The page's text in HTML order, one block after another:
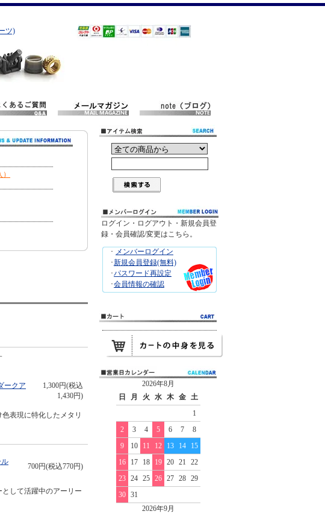
ツ)
ークア
1,300円(税込
1,430円)
表現に特化したメタリ
ル
700円(税込770円)
して活躍中のアーリー
ログイン・ログアウト・新規会員登
録・会員確認/変更はこちら。
･ メンバーログイン
･新規会員登録(無料)
･パスワード再設定
･会員情報の確認
2026年8月
日
月 火 水 木 金
土
1
2
3 4 5 6 7
8
9
10 11 12 13 14
15
16
17 18 19 20 21
22
23
24 25 26 27 28
29
30
31
2026年9月